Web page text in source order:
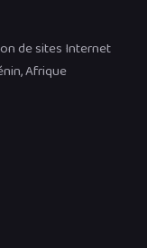
de sites Internet
Afrique